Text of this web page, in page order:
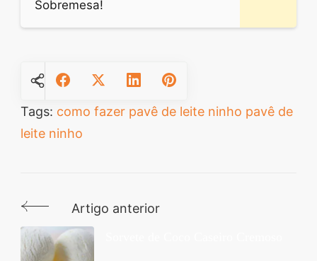
Sobremesa!
Tags: como fazer pavê de leite ninho pavê de
leite ninho
Navegação
de
Artigo anterior